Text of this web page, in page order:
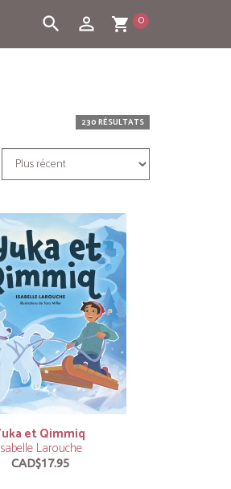
shopping_cart 0
person_outline
search
230 RÉSULTATS
et Qimmiq
Larouche
CAD$17.95